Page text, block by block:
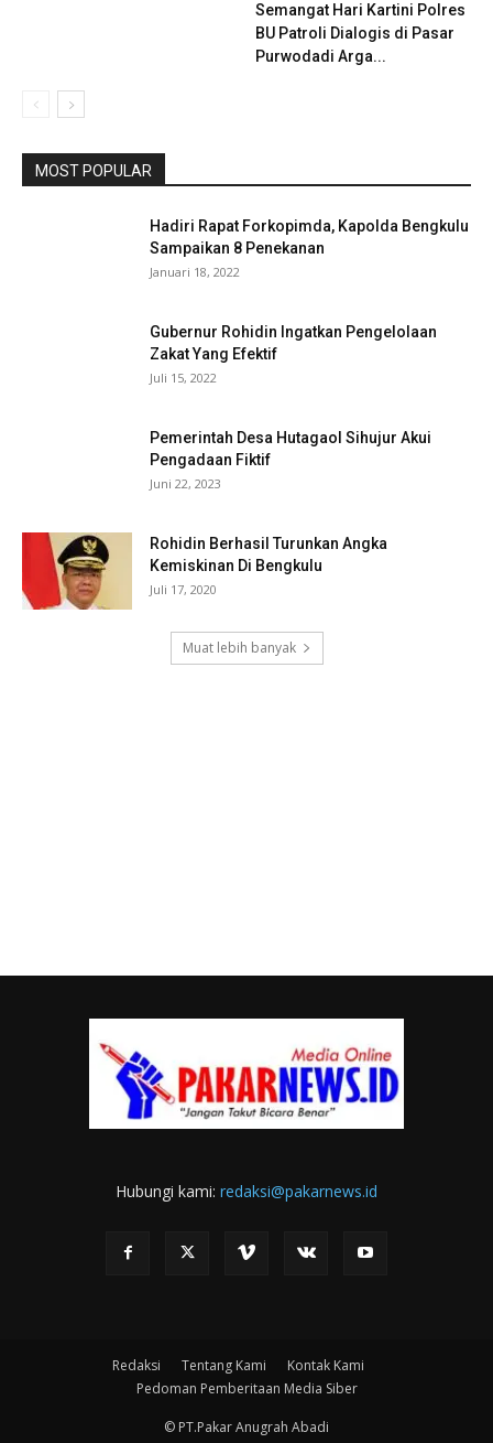
Semangat Hari Kartini Polres
BU Patroli Dialogis di Pasar
Purwodadi Arga...
MOST POPULAR
Hadiri Rapat Forkopimda, Kapolda Bengkulu
Sampaikan 8 Penekanan
Januari 18, 2022
Gubernur Rohidin Ingatkan Pengelolaan
Zakat Yang Efektif
Juli 15, 2022
Pemerintah Desa Hutagaol Sihujur Akui
Pengadaan Fiktif
Juni 22, 2023
Rohidin Berhasil Turunkan Angka
Kemiskinan Di Bengkulu
Juli 17, 2020
Muat lebih banyak
Hubungi kami: redaksi@pakarnews.id
Redaksi Tentang Kami
Kontak Kami
Pedoman Pemberitaan Media Siber
© PT.Pakar Anugrah Abadi